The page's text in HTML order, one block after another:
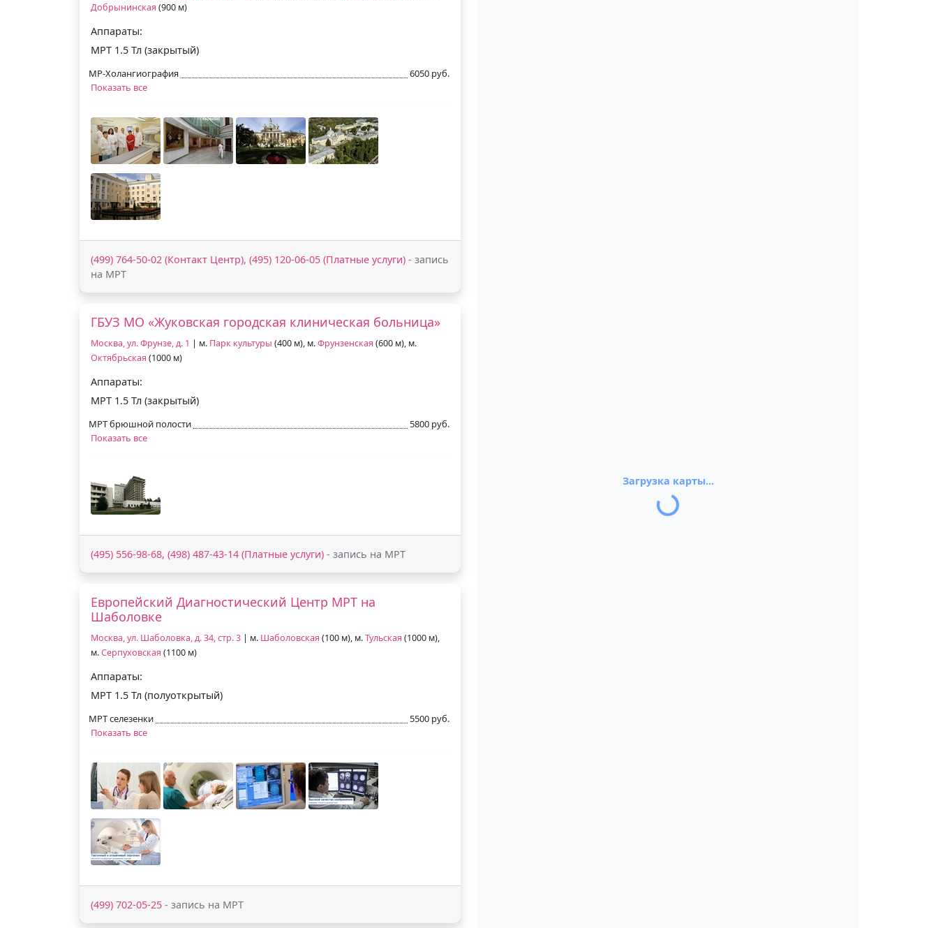
Добрынинская (900 м)
Аппараты:
МРТ 1.5 Тл (закрытый)
МР-Холангиография
6050 руб.
Показать все
(499) 764-50-02 (Контакт Центр), (495) 120-06-05 (Платные услуги) - запись
на МРТ
ГБУЗ МО «Жуковская городская клиническая больница»
Москва, ул. Фрунзе, д. 1 | м. Парк культуры (400 м), м.Фрунзенская (600 м), м.
Октябрьская (1000 м)
Аппараты:
МРТ 1.5 Тл (закрытый)
МРТ брюшной полости
5800 руб.
Показать все
(495) 556-98-68, (498) 487-43-14 (Платные услуги) - запись на МРТ
Европейский Диагностический Центр МРТ на
Шаболовке
Москва, ул. Шаболовка, д. 34, стр. 3 | м. Шаболовская (100 м), м.Тульская (1000 м),
м.Серпуховская (1100 м)
Аппараты:
МРТ 1.5 Тл (полуоткрытый)
МРТ селезенки
5500 руб.
Показать все
(499) 702-05-25 - запись на МРТ
Загрузка карты...